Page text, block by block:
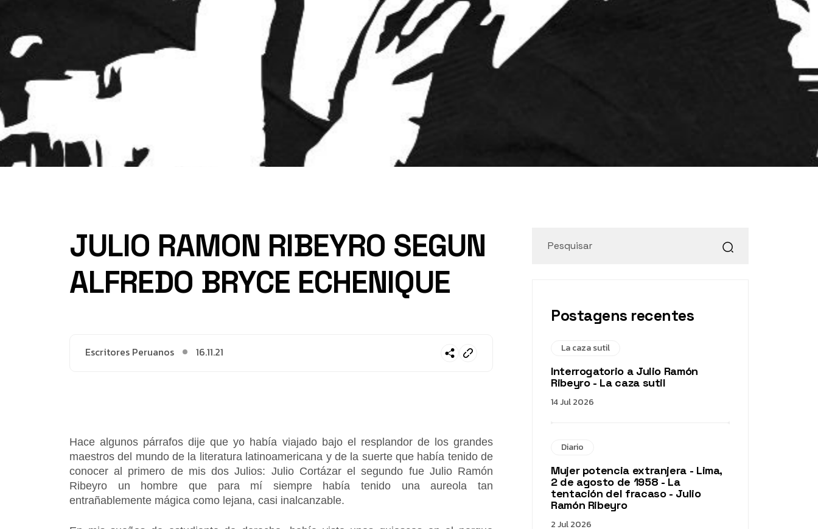
JULIO RAMON RIBEYRO SEGUN
ALFREDO BRYCE ECHENIQUE
Escritores Peruanos 16.11.21
Hace algunos párrafos dije que yo había viajado bajo el resplandor de los grandes
maestros del mundo de la literatura latinoamericana y de la suerte que había tenido de
conocer al primero de mis dos Julios: Julio Cortázar el segundo fue Julio Ramón
Ribeyro un hombre que para mí siempre había tenido una aureola tan
entrañablemente mágica como lejana, casi inalcanzable.
Postagens recentes
La caza sutil
Interrogatorio a Julio Ramón
Ribeyro - La caza sutil
14 Jul 2026
Diario
Mujer potencia extranjera - Lima,
2 de agosto de 1958 - La
tentación del fracaso - Julio
Ramón Ribeyro
2 Jul 2026